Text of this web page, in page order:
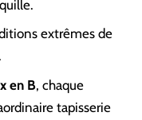
extrêmes de
en B, chaque
tapisserie